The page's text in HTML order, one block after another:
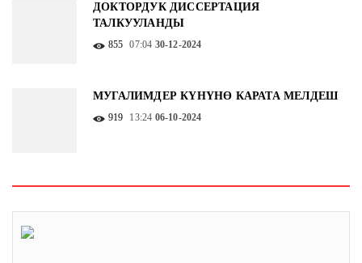
ДОКТОРДУК ДИССЕРТАЦИЯ
ТАЛКУУЛАНДЫ
855 07:04 30-12-2024
МУГАЛИМДЕР КҮНҮНӨ КАРАТА МЕЛДЕШ
919 13:24 06-10-2024